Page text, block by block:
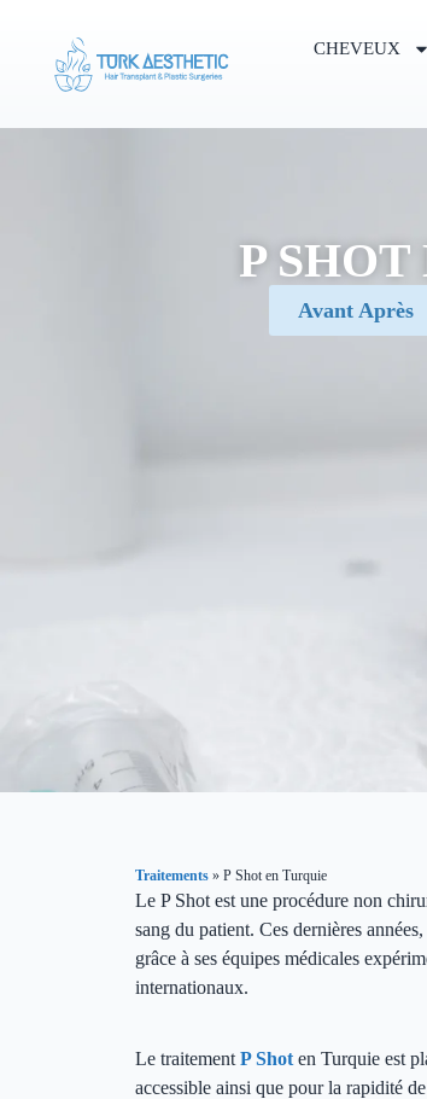
CHEVEUX
P
Avant Après
Traitements » P Shot en Turquie
Le P Shot est une procédure non
sang du patient. Ces dernières
grâce à ses équipes médicales
internationaux.
Le traitement P Shot en Turquie est
accessible ainsi que pour la rapidité